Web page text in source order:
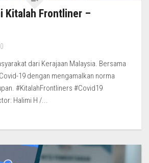
Kitalah Frontliner –
dari Kerajaan Malaysia. Bersama
19 dengan mengamalkan norma
#KitalahFrontliners #Covid19
Halimi H /...